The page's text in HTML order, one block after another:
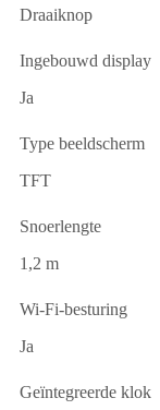
Draaiknop
Ingebouwd display
Ja
Type beeldscherm
TFT
Snoerlengte
1,2 m
Wi-Fi-besturing
Ja
Geïntegreerde klok